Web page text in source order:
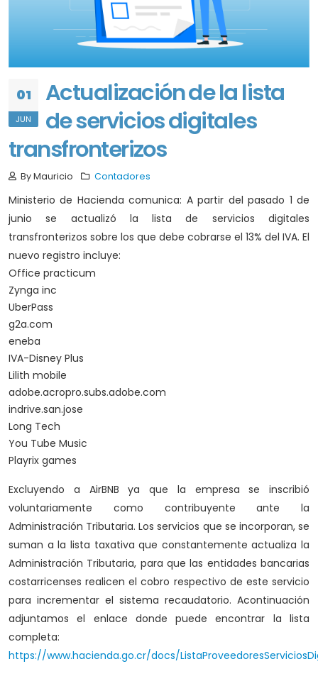
01
JUN
Actualización de la lista
de servicios digitales
transfronterizos
By Mauricio Contadores
Ministerio de Hacienda comunica: A partir del pasado 1 de
junio se actualizó la lista de servicios digitales
transfronterizos sobre los que debe cobrarse el 13% del IVA. El
nuevo registro incluye:
Office practicum
Zynga inc
UberPass
g2a.com
eneba
IVA-Disney Plus
Lilith mobile
adobe.acropro.subs.adobe.com
indrive.san.jose
Long Tech
You Tube Music
Playrix games
Excluyendo a AirBNB ya que la empresa se inscribió
voluntariamente como contribuyente ante la
Administración Tributaria. Los servicios que se incorporan, se
suman a la lista taxativa que constantemente actualiza la
Administración Tributaria, para que las entidades bancarias
costarricenses realicen el cobro respectivo de este servicio
para incrementar el sistema recaudatorio. Acontinuación
adjuntamos el enlace donde puede encontrar la lista
completa:
https://www.hacienda.go.cr/docs/